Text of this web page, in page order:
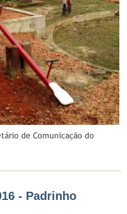
de Comunicação do
- Padrinho